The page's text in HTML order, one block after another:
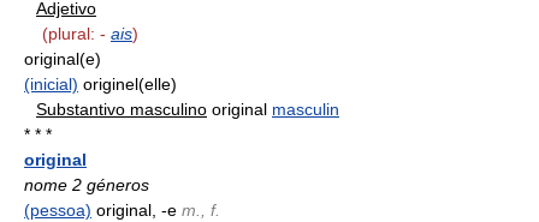
Adjetivo
(plural: - ais)
original(e)
(inicial) originel(elle)
Substantivo masculino original masculin
* * *
original
nome 2 géneros
(pessoa) original, -e m., f.